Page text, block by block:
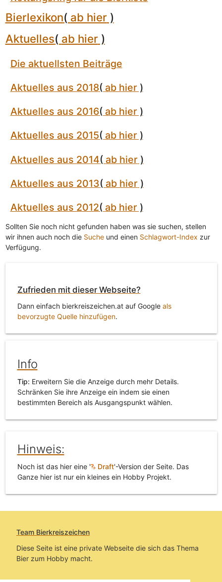
Bierlexikon( ab hier)
Aktuelles( ab hier)
Die aktuellsten Beiträge
Aktuelles aus 2018( ab hier)
Aktuelles aus 2016( ab hier)
Aktuelles aus 2015( ab hier)
Aktuelles aus 2014( ab hier)
Aktuelles aus 2013( ab hier)
Aktuelles aus 2012( ab hier)
Sollten Sie noch nicht gefunden haben was sie suchen, stellen
wir ihnen auch noch die Sucheund einen Schlagwort-Index zur
Verfügung.
Zufrieden mit dieser Webseite?
Dann einfach bierkreiszeichen.at auf Google als
bevorzugte Quelle hinzufügen.
Info
Tip: Erweitern Sie die Anzeige durch mehr Details.
Schränken Sie ihre Anzeige ein indem sie einen
bestimmten Bereich als Ausgangspunkt wählen.
Hinweis:
Noch ist das hier eine ' Draft'-Version der Seite. Das
Ganze hier ist nur ein kleines ein Hobby Projekt.
Team Bierkreiszeichen
Diese Seite ist eine private Webseite die sich das Thema
Bier zum Hobby macht.